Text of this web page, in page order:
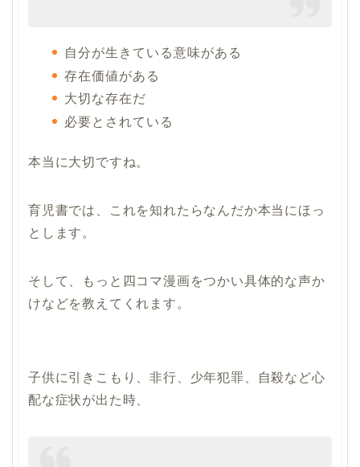
自分が生きている意味がある
存在価値がある
大切な存在だ
必要とされている
本当に大切ですね。
育児書では、これを知れたらなんだか本当にほっ
とします。
そして、もっと四コマ漫画をつかい具体的な声か
けなどを教えてくれます。
子供に引きこもり、非行、少年犯罪、自殺など心
配な症状が出た時、